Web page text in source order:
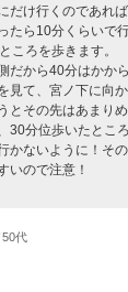
だけ行くのであれ
たら10分くらいで
ころを歩きます。
だから40分はかか
見て、宮ノ下に向
とその先はあまり
30分位歩いたとこ
かないように！そ
いので注意！
代